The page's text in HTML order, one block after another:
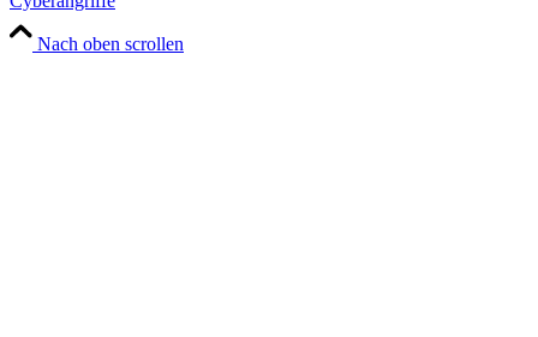
Nach oben scrollen